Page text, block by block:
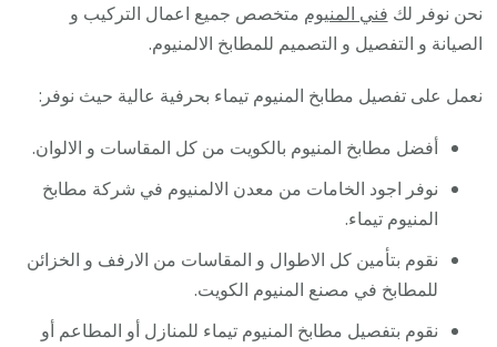
نحن نوفر لك فني المنيوم متخصص جميع اعمال التركيب و
الصيانة و التفصيل و التصميم للمطابخ الالمنيوم.
نعمل على تفصيل مطابخ المنيوم تيماء بحرفية عالية حيث نوفر:
أفضل مطابخ المنيوم بالكويت من كل المقاسات و الالوان.
نوفر اجود الخامات من معدن الالمنيوم في شركة مطابخ
المنيوم تيماء.
نقوم بتأمين كل الاطوال و المقاسات من الارفف و الخزائن
للمطابخ في مصنع المنيوم الكويت.
نقوم بتفصيل مطابخ المنيوم تيماء للمنازل أو المطاعم أو